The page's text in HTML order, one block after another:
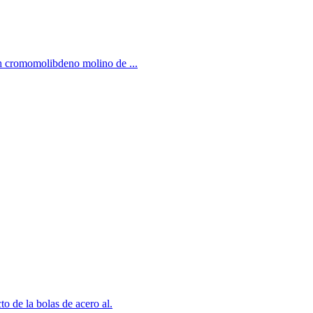
cromomolibdeno molino de ...
de la bolas de acero al.